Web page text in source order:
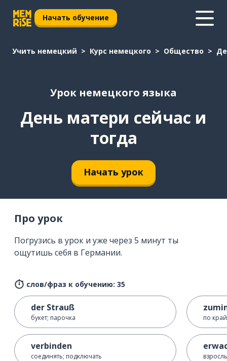
Начать обучение
Учить немецкий Курс немецкого Общество
Урок немецкого языка
День матери сейчас и
тогда
Начать урок
Про урок
Погрузись в урок и уже через 5 минут ты
ощутишь себя в Германии.
слов/фраз к обучению: 35
der Strauß
букет; парочка
verbinden
соединять; подключать
по